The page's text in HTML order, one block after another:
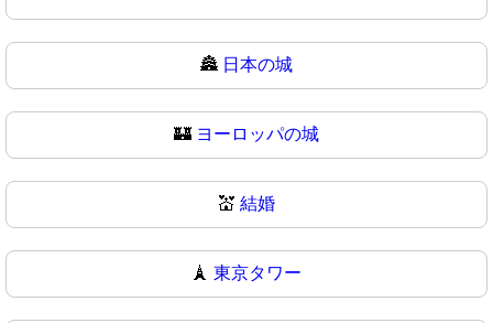
🏯 日本の城
🏰 ヨーロッパの城
💒 結婚
🗼 東京タワー